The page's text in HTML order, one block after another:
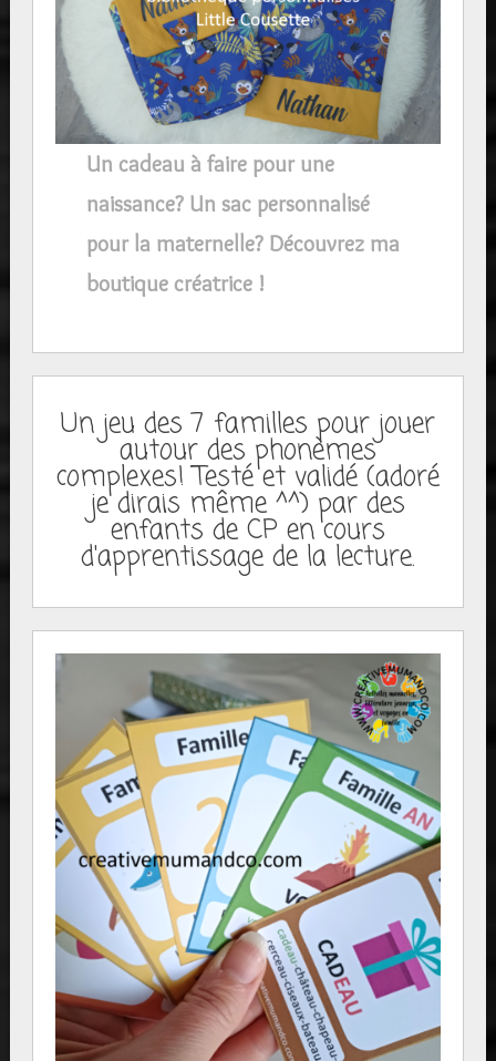
Un cadeau à faire pour une
naissance? Un sac personnalisé
pour la maternelle? Découvrez ma
boutique créatrice !
Un jeu des 7 familles pour jouer
autour des phonèmes
complexes! Testé et validé (adoré
je dirais même ^^) par des
enfants de CP en cours
d'apprentissage de la lecture.